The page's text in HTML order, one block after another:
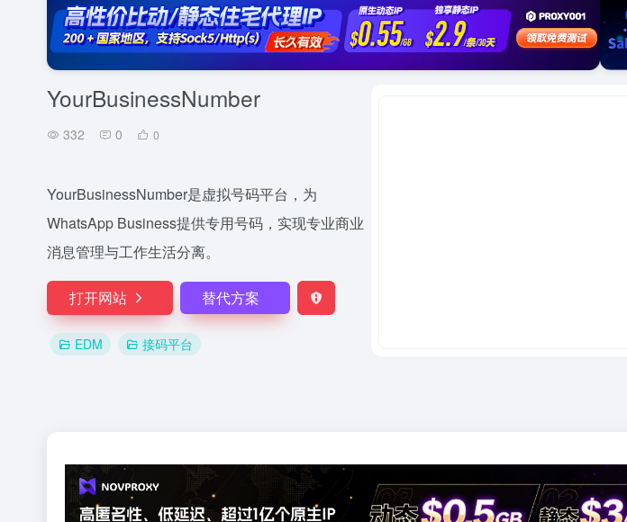
YourBusinessNumber
332 0 0
YourBusinessNumber是虚拟号码平台，为
WhatsApp Business提供专用号码，实现专业商业
消息管理与工作生活分离。
打开网站 替代方案
EDM 接码平台